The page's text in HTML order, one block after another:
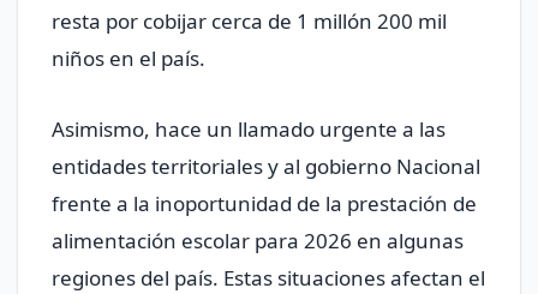
resta por cobijar cerca de 1 millón 200 mil
niños en el país.
Asimismo, hace un llamado urgente a las
entidades territoriales y al gobierno Nacional
frente a la inoportunidad de la prestación de
alimentación escolar para 2026 en algunas
regiones del país. Estas situaciones afectan el